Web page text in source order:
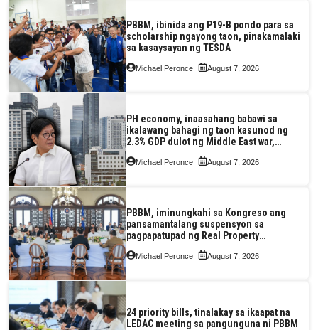
PBBM, ibinida ang P19-B pondo para sa
scholarship ngayong taon, pinakamalaki
sa kasaysayan ng TESDA
Michael Peronce August 7, 2026
PH economy, inaasahang babawi sa
ikalawang bahagi ng taon kasunod ng
2.3% GDP dulot ng Middle East war,
pagkaantala ng public construction
Michael Peronce August 7, 2026
PBBM, iminungkahi sa Kongreso ang
pansamantalang suspensyon sa
pagpapatupad ng Real Property
Valuation and Assessment Reform Act
Michael Peronce August 7, 2026
24 priority bills, tinalakay sa ikaapat na
LEDAC meeting sa pangunguna ni PBBM